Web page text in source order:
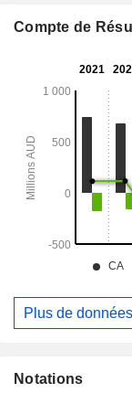
en Papouasie-
Papouasie-
Compte de
Plus de
Notations